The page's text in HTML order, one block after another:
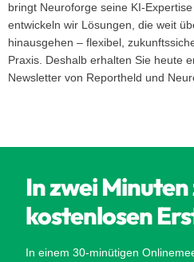
bringt Neuroforge seine KI-
entwickeln wir Lösungen, die weit
hinausgehen – flexibel,
Praxis. Deshalb erhalten Sie heute
Newsletter von Reportheld und
In zwei
kostenlosen
In einem 30-minütigen